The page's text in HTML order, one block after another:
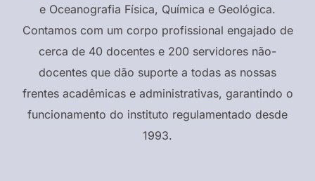
e Oceanografia Física, Química e Geológica.
Contamos com um corpo profissional engajado de
cerca de 40 docentes e 200 servidores não-
docentes que dão suporte a todas as nossas
frentes acadêmicas e administrativas, garantindo o
funcionamento do instituto regulamentado desde
1993.